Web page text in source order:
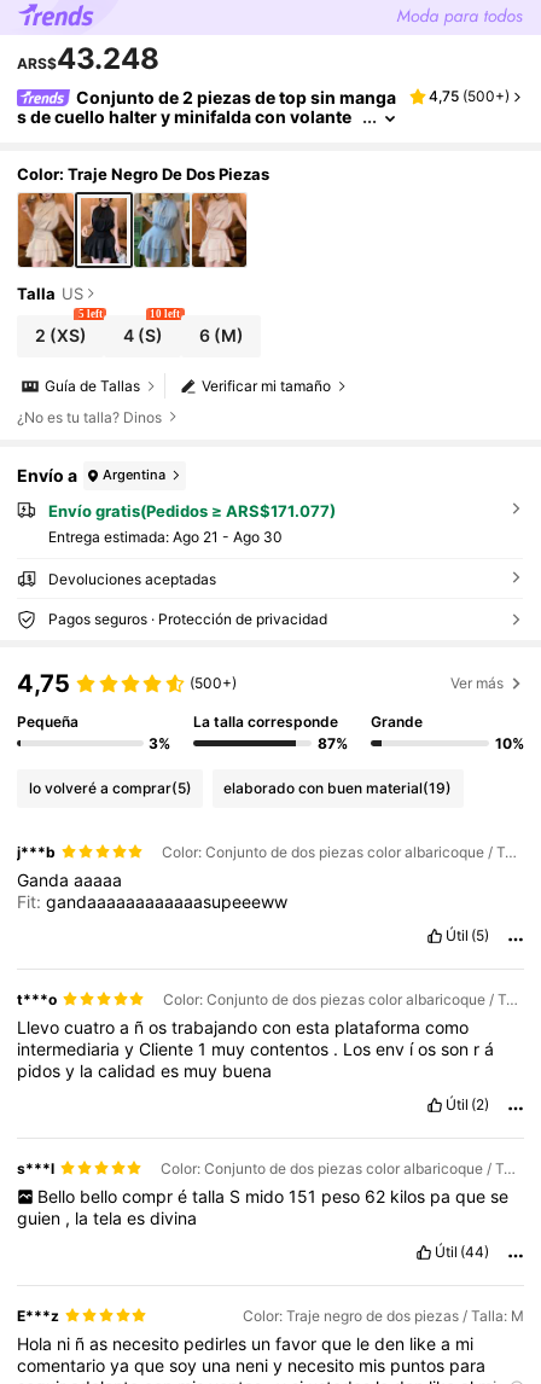
ARS$43.248
Conjunto de 2 piezas de top sin manga
s de cuello halter y minifalda con volante
4,75 (500+)
Color: Traje Negro De Dos Piezas
Talla US
2 (XS)
5 left
4(S)
10 left
6(M)
Verificar mi tamaño
Guía de Tallas
¿No es tu talla? Dinos
Envío a Argentina
Envío gratis(Pedidos ≥ ARS$171.077)
Entrega estimada: Ago 21 - Ago 30
Devoluciones aceptadas
Pagos seguros · Protección de privacidad
4,75 (500+) Ver más
Pequeña
3%
La talla corresponde
87%
Grande
10%
lo volveré a comprar(5) elaborado con buen material(19)
j***b Color: Conjunto de dos piezas color albaricoque / Talla: M
Gandaaaaaa
Fit:gandaaaaaaaaaaaasupeeeww
Útil (5)
t***o Color: Conjunto de dos piezas color albaricoque / Talla: S
Llevocuatroa ñostrabajandoconesta plataformacomo
intermediariayCliente1 muycontentos . Losenv íosson rá
pidosy lacalidades muy buena
Útil (2)
s***l Color: Conjunto de dos piezas color albaricoque / Talla: S
Bello bello compr é talla S mido 151 peso 62 kilos pa que se
guien , latelaesdivina
Útil (44)
E***z Color: Traje negro de dos piezas / Talla: M
Hola ni ñas necesito pedirles unfavorque leden likea mi
comentarioyaquesoy una neniy necesito mis puntos para